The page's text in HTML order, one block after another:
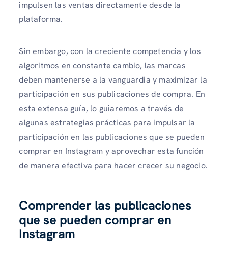
impulsen las ventas directamente desde la
plataforma.
Sin embargo, con la creciente competencia y los
algoritmos en constante cambio, las marcas
deben mantenerse a la vanguardia y maximizar la
participación en sus publicaciones de compra. En
esta extensa guía, lo guiaremos a través de
algunas estrategias prácticas para impulsar la
participación en las publicaciones que se pueden
comprar en Instagram y aprovechar esta función
de manera efectiva para hacer crecer su negocio.
Comprender las publicaciones
que se pueden comprar en
Instagram